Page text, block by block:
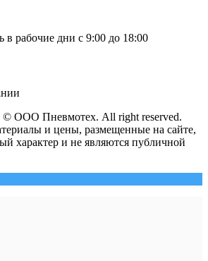
рабочие дни с 9:00 до 18:00
© ООО Пневмотех. All right reserved.
и цены, размещенные на сайте,
характер и не являются публичной